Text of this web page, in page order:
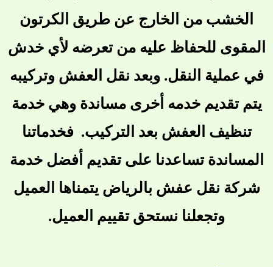
الخشب من الخارج عن طريق الكرتون
المقوى للحفاظ عليه من تعرضه لأي خدش
في عملية النقل. وبعد نقل العفش وتركيبه
يتم تقديم خدمه أخرى مساندة وهي خدمة
تنظيف العفش بعد التركيب. فخدماتنا
المساندة تساعدنا على تقديم أفضل خدمة
شركة نقل عفش بالرياض يتمناها العميل
وتجعلنا نستحق تقييم العميل.